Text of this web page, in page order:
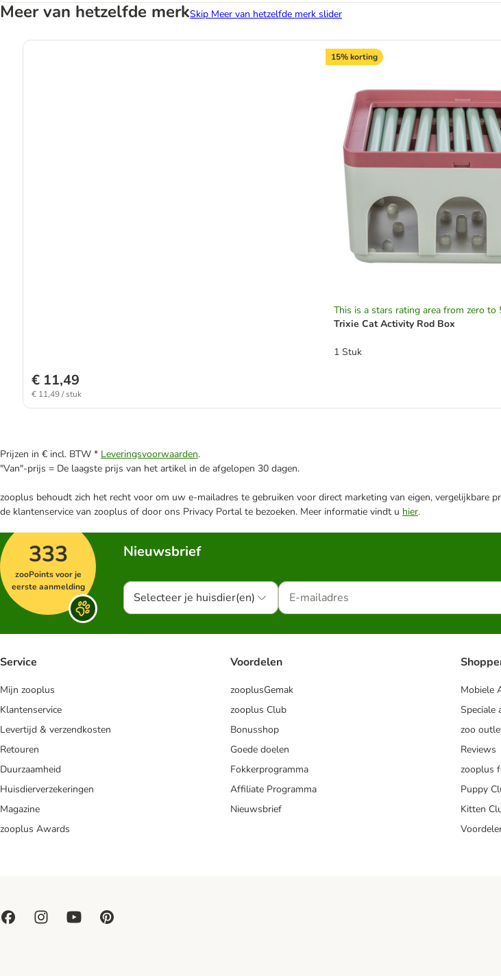
Meer van hetzelfde merkSkip Meer van hetzelfde merk slider
15% korting
This is a stars rating area from zero to
Trixie Cat Activity Rod Box
1 Stuk
€ 11,49
€ 11,49 / stuk
Prijzen in € incl. BTW * Leveringsvoorwaarden.
"Van"-prijs = De laagste prijs van het artikel in de afgelopen 30 dagen.
zooplus behoudt zich het recht voor om uw e-mailadres te gebruiken voor direct marketing van eigen,
de klantenservice van zooplus of door ons Privacy Portal te bezoeken. Meer informatie vindt u hier.
333
zooPoints voor je
eerste aanmelding
Nieuwsbrief
Selecteer je huisdier(en)
Service
Mijn zooplus
Klantenservice
Levertijd & verzendkosten
Retouren
Duurzaamheid
Huisdierverzekeringen
Magazine
zooplus Awards
Voordelen
zooplusGemak
zooplus Club
Bonusshop
Goede doelen
Fokkerprogramma
Affiliate Programma
Nieuwsbrief
Mobiele
Speciale
zoo
Reviews
zooplus
Puppy
Kitten